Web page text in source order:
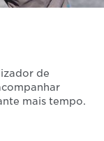
de
mais tempo.